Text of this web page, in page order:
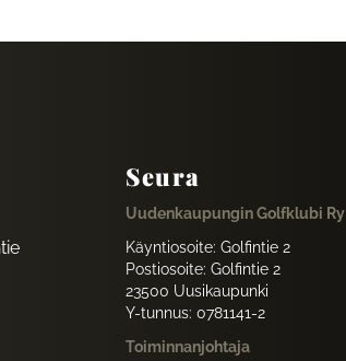
Seura
Uudenkaupungin Golfklubi Ry
Käyntiosoite: Golfintie 2
Postiosoite: Golfintie 2
23500 Uusikaupunki
Y-tunnus: 0781141-2
Toiminnanjohtaja